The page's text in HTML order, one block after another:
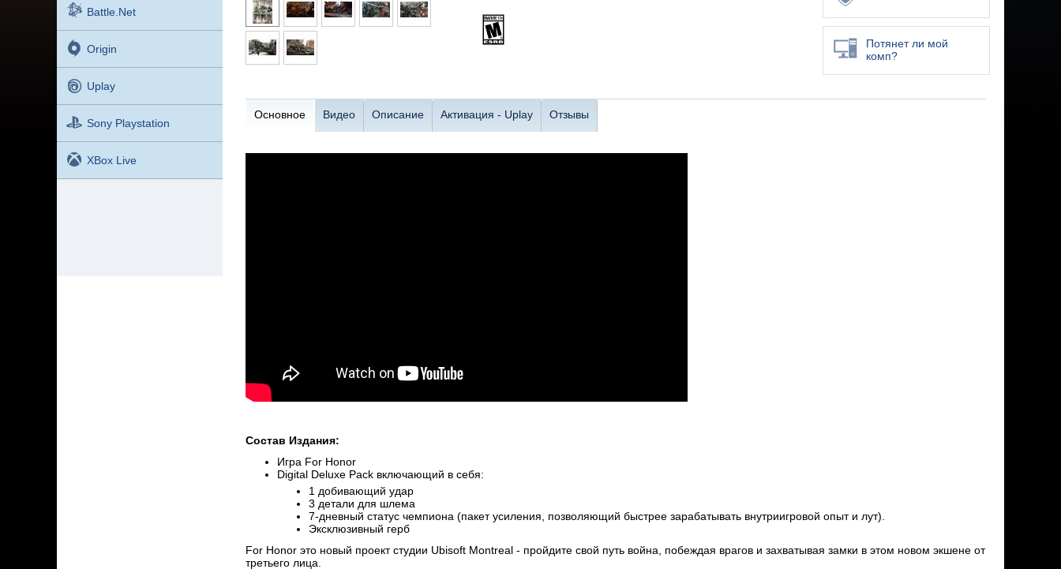
Battle.net
Origin
Uplay
Sony Playstation
XBox Live
Потянет ли мой
комп?
Основное Видео Описание Активация - Uplay Отзывы
Состав Издания:
Игра For Honor
Digital Deluxe Pack включающий в себя:
1 добивающий удар
3 детали для шлема
7-дневный статус чемпиона (пакет усиления, позволяющий быстрее зарабатывать внутриигровой опыт и лут).
Эксклюзивный герб
For Honor это новый проект студии Ubisoft Montreal - пройдите свой путь война, побеждая врагов и захватывая замки в этом новом экшене от
третьего лица.